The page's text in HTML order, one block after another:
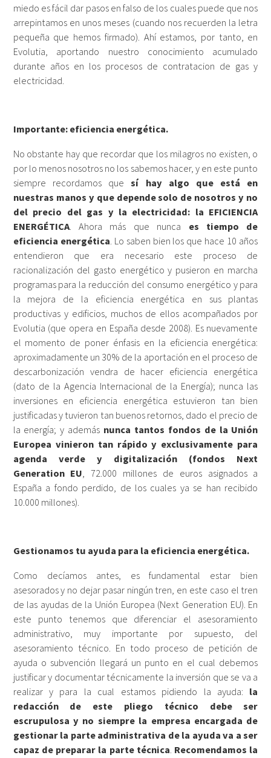
miedo es fácil dar pasos en falso de los cuales puede que nos
arrepintamos en unos meses (cuando nos recuerden la letra
pequeña que hemos firmado). Ahí estamos, por tanto, en
Evolutia, aportando nuestro conocimiento acumulado
durante años en los procesos de contratacion de gas y
electricidad.
Importante: eficiencia energética.
No obstante hay que recordar que los milagros no existen, o
por lo menos nosotros no los sabemos hacer, y en este punto
siempre recordamos quesí hay algo que está en
nuestras manos y que depende solo de nosotros y no
del precio del gas y la electricidad: la EFICIENCIA
ENERGÉTICA. Ahora más que nunca es tiempo de
eficiencia energética . Lo saben bien los que hace 10 años
entendieron que era necesario este proceso de
racionalización del gasto energético y pusieron en marcha
programas para la reducción del consumo energético y para
la mejora de la eficiencia energética en sus plantas
productivas y edificios, muchos de ellos acompañados por
Evolutia (que opera en España desde 2008). Es nuevamente
el momento de poner énfasis en la eficiencia energética:
aproximadamente un 30% de la aportación en el proceso de
descarbonización vendra de hacer eficiencia energética
(dato de la Agencia Internacional de la Energía); nunca las
inversiones en eficiencia energética estuvieron tan bien
justificadas y tuvieron tan buenos retornos, dado el precio de
la energía; y además nunca tantos fondos de la Unión
Europea vinieron tan rápido y exclusivamente para
agenda verde y digitalización (fondos Next
Generation EU , 72.000 millones de euros asignados a
España a fondo perdido, de los cuales ya se han recibido
10.000 millones).
Gestionamos tu ayuda para la eficiencia energética.
Como decíamos antes, es fundamental estar bien
asesorados y no dejar pasar ningún tren, en este caso el tren
de las ayudas de la Unión Europea (Next Generation EU). En
este punto tenemos que diferenciar el asesoramiento
administrativo, muy importante por supuesto, del
asesoramiento técnico. En todo proceso de petición de
ayuda o subvención llegará un punto en el cual debemos
justificar y documentar técnicamente la inversión que se va a
realizar y para la cual estamos pidiendo la ayuda: la
redacción de este pliego técnico debe ser
escrupulosa y no siempre la empresa encargada de
gestionar la parte administrativa de la ayuda va a ser
capaz de preparar la parte técnica Recomendamos la